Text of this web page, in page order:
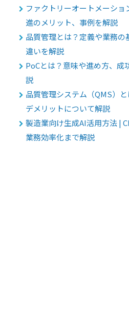
ファクトリーオートメーシ
進のメリット、事例を解説
品質管理とは？定義や業務
違いを解説
PoCとは？意味や進め方、成
説
品質管理システム（QMS）
デメリットについて解説
製造業向け生成AI活用方法 |
業務効率化まで解説